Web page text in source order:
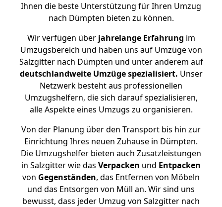
Ihnen die beste Unterstützung für Ihren Umzug
nach Dümpten bieten zu können.
Wir verfügen überjahrelange Erfahrung im
Umzugsbereich und haben uns auf Umzüge von
Salzgitter nach Dümpten und unter anderem auf
deutschlandweite Umzüge spezialisiert. Unser
Netzwerk besteht aus professionellen
Umzugshelfern, die sich darauf spezialisieren,
alle Aspekte eines Umzugs zu organisieren.
Von der Planung über den Transport bis hin zur
Einrichtung Ihres neuen Zuhause in Dümpten.
Die Umzugshelfer bieten auch Zusatzleistungen
in Salzgitter wie das Verpacken und Entpacken
von Gegenständen, das Entfernen von Möbeln
und das Entsorgen von Müll an. Wir sind uns
bewusst, dass jeder Umzug von Salzgitter nach